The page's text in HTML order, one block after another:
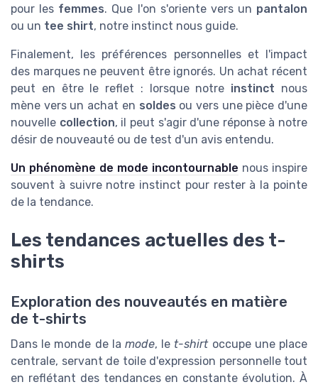
pour les femmes. Que l'on s'oriente vers un pantalon
ou un tee shirt, notre instinct nous guide.
Finalement, les préférences personnelles et l'impact
des marques ne peuvent être ignorés. Un achat récent
peut en être le reflet : lorsque notre instinct nous
mène vers un achat en soldes ou vers une pièce d'une
nouvelle collection, il peut s'agir d'une réponse à notre
désir de nouveauté ou de test d'un avis entendu.
Un phénomène de mode incontournable nous inspire
souvent à suivre notre instinct pour rester à la pointe
de la tendance.
Les tendances actuelles des t-
shirts
Exploration des nouveautés en matière
de t-shirts
Dans le monde de la mode, le t-shirtoccupe une place
centrale, servant de toile d'expression personnelle tout
en reflétant des tendances en constante évolution. À